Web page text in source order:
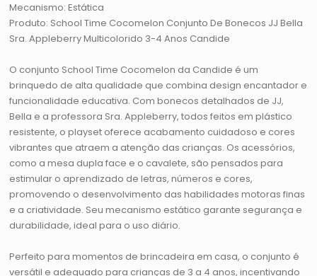
Mecanismo: Estática
Produto: School Time Cocomelon Conjunto De Bonecos JJ Bella
Sra. Appleberry Multicolorido 3-4 Anos Candide
O conjunto School Time Cocomelon da Candide é um
brinquedo de alta qualidade que combina design encantador e
funcionalidade educativa. Com bonecos detalhados de JJ,
Bella e a professora Sra. Appleberry, todos feitos em plástico
resistente, o playset oferece acabamento cuidadoso e cores
vibrantes que atraem a atenção das crianças. Os acessórios,
como a mesa dupla face e o cavalete, são pensados para
estimular o aprendizado de letras, números e cores,
promovendo o desenvolvimento das habilidades motoras finas
e a criatividade. Seu mecanismo estático garante segurança e
durabilidade, ideal para o uso diário.
Perfeito para momentos de brincadeira em casa, o conjunto é
versátil e adequado para crianças de 3 a 4 anos, incentivando